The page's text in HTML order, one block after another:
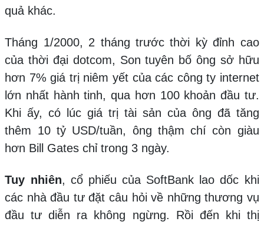
quả khác.
Tháng 1/2000, 2 tháng trước thời kỳ đỉnh cao
của thời đại dotcom, Son tuyên bố ông sở hữu
hơn 7% giá trị niêm yết của các công ty internet
lớn nhất hành tinh, qua hơn 100 khoản đầu tư.
Khi ấy, có lúc giá trị tài sản của ông đã tăng
thêm 10 tỷ USD/tuần, ông thậm chí còn giàu
hơn Bill Gates chỉ trong 3 ngày.
Tuy nhiên, cổ phiếu của SoftBank lao dốc khi
các nhà đầu tư đặt câu hỏi về những thương vụ
đầu tư diễn ra không ngừng. Rồi đến khi thị